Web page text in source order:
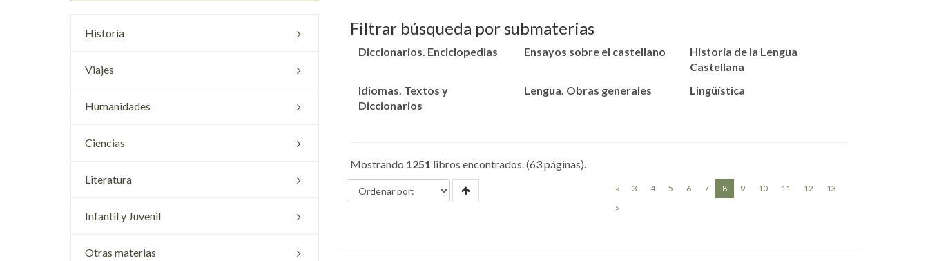
Historia
Viajes
Humanidades
Ciencias
Literatura
Infantil y Juvenil
Otras materias
Filtrar búsqueda por submaterias
Diccionarios. Enciclopedias Ensayos sobre el castellano
Historia de la Lengua
Castellana
Idiomas. Textos y
Diccionarios
Lengua. Obras generales Lingüística
Mostrando 1251 libros encontrados. (63 páginas).
« 3 4 5 6 7 8(current)
9 10 11 12
13
»